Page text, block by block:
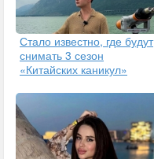
Стало известно, где будут
снимать 3 сезон
«Китайских каникул»